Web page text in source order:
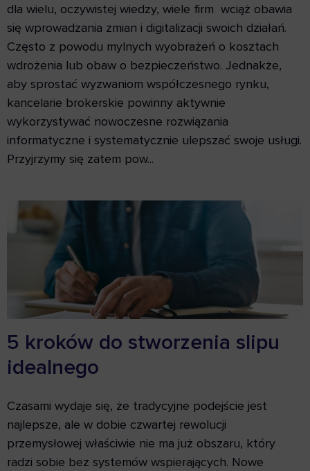
dla wielu, oczywistej wiedzy, wiele firm wciąż obawia
się wprowadzania zmian i digitalizacji swoich działań.
Często z powodu mylnych wyobrażeń o kosztach
wdrożenia lub obaw o bezpieczeństwo. Jednakże,
aby sprostać wyzwaniom współczesnego rynku,
kancelarie brokerskie powinny aktywnie
wykorzystywać nowoczesne rozwiązania
informatyczne i systematycznie ulepszać swoje usługi.
Przyjrzymy się zatem pow...
5 kroków do stworzenia slipu
idealnego
Czasami wydaje się, że tradycyjne podejście jest
najlepsze, ale w dobie czwartej rewolucji
przemysłowej właściwie nie ma już obszaru, który
radzi sobie bez systemów wspierających. Nowe